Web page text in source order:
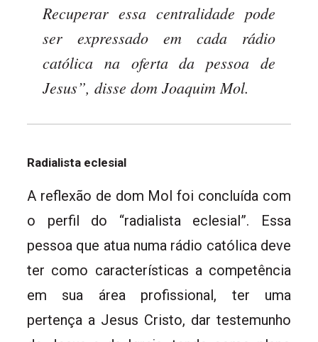
Recuperar essa centralidade pode
ser expressado em cada rádio
católica na oferta da pessoa de
Jesus”, disse dom Joaquim Mol.
Radialista eclesial
A reflexão de dom Mol foi concluída com
o perfil do “radialista eclesial”. Essa
pessoa que atua numa rádio católica deve
ter como características a competência
em sua área profissional, ter uma
pertença a Jesus Cristo, dar testemunho